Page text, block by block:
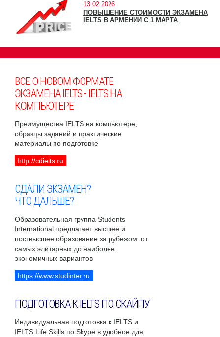
13.02.2026
ПОВЫШЕНИЕ СТОИМОСТИ ЭКЗАМЕНА
IELTS В АРМЕНИИ С 1 МАРТА
ВСЕ О НОВОМ ФОРМАТЕ
ЭКЗАМЕНА IELTS - IELTS НА
КОМПЬЮТЕРЕ
Преимущества IELTS на компьютере,
образцы заданий и практические
материалы по подготовке
http://cdielts.ru
СДАЛИ ЭКЗАМЕН?
ЧТО ДАЛЬШЕ?
Образовательная группа Students
International предлагает высшее и
поствысшее образование за рубежом: от
самых элитарных до наиболее
экономичных вариантов
https://www.studinter.ru
ПОДГОТОВКА К IELTS ПО СКАЙПУ
Индивидуальная подготовка к IELTS и
IELTS Life Skills по Skype в удобное для